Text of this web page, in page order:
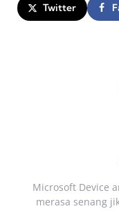
Twitter
Microsoft Device
merasa senang